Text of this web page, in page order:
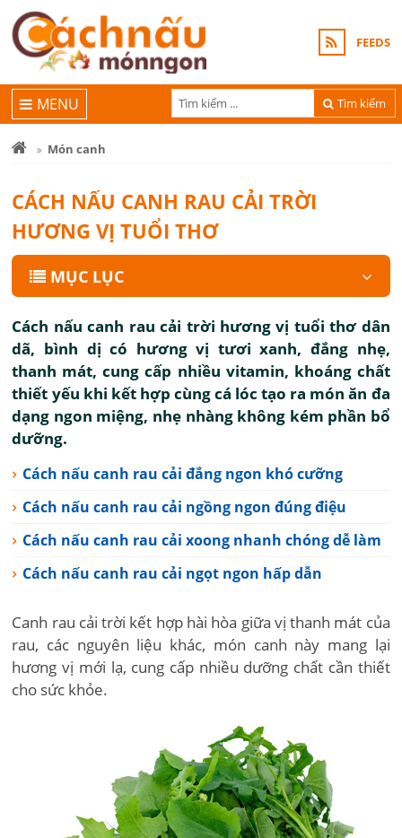
FEEDS
Tìm kiếm
MENU
Món canh
CÁCH NẤU CANH RAU CẢI TRỜI
HƯƠNG VỊ TUỔI THƠ
MỤC LỤC
Cách nấu canh rau cải trời hương vị tuổi thơ dân
dã, bình dị có hương vị tươi xanh, đắng nhẹ,
thanh mát, cung cấp nhiều vitamin, khoáng chất
thiết yếu khi kết hợp cùng cá lóc tạo ra món ăn đa
dạng ngon miệng, nhẹ nhàng không kém phần bổ
dưỡng.
Cách nấu canh rau cải đắng ngon khó cưỡng
Cách nấu canh rau cải ngồng ngon đúng điệu
Cách nấu canh rau cải xoong nhanh chóng dễ làm
Cách nấu canh rau cải ngọt ngon hấp dẫn
Canh rau cải trời kết hợp hài hòa giữa vị thanh mát của
rau, các nguyên liệu khác, món canh này mang lại
hương vị mới lạ, cung cấp nhiều dưỡng chất cần thiết
cho sức khỏe.